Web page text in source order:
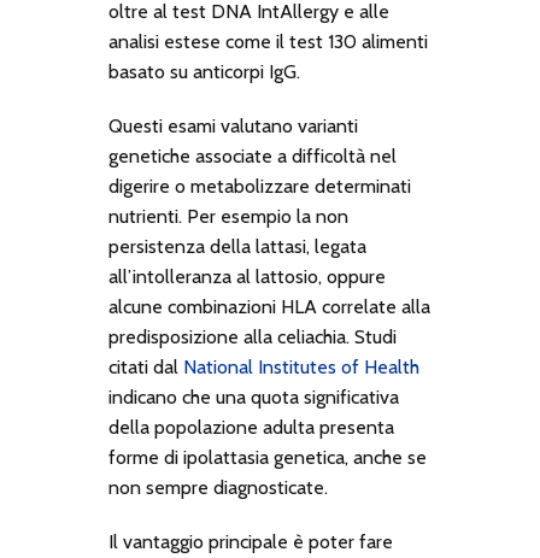
oltre al test DNA IntAllergye alle
analisi estese come il test 130 alimenti
basato su anticorpi IgG.
Questi esami valutano varianti
genetiche associate a difficoltà nel
digerire o metabolizzare determinati
nutrienti. Per esempio la non
persistenza della lattasi, legata
all’intolleranza al lattosio, oppure
alcune combinazioni HLA correlate alla
predisposizione alla celiachia. Studi
citati dal National Institutes of Health
indicano che una quota significativa
della popolazione adulta presenta
forme di ipolattasia genetica, anche se
non sempre diagnosticate.
Il vantaggio principale è poter fare